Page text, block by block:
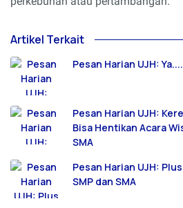
Artikel Terkait
Pesan Harian UJH:
Pesan Harian UJH:
Bisa Hentikan Acara
SMA
Pesan Harian UJH:
SMP dan SMA